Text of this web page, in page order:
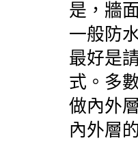
是，牆
一般防
最好是
式。多
做內外
內外層